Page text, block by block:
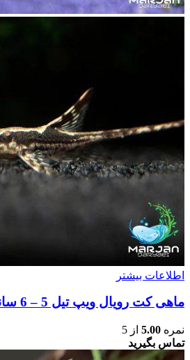
اطلاعات بیشتر
ماهی کت رویال ویپ تیل 5 – 6 سانتی متر
نمره 5.00 از 5
تماس بگیرید